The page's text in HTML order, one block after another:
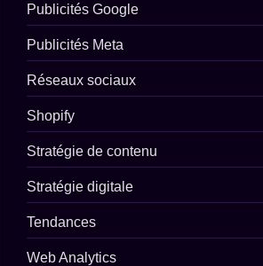
Publicités Google
Publicités Meta
Réseaux sociaux
Shopify
Stratégie de contenu
Stratégie digitale
Tendances
Web Analytics